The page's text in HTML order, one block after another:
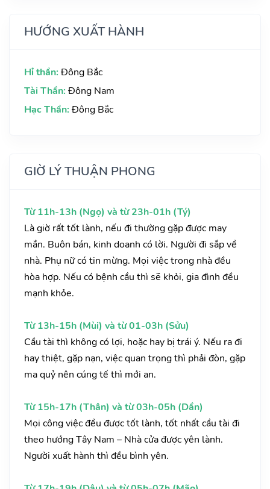
HƯỚNG XUẤT HÀNH
Hỉ thần: Đông Bắc
Tài Thần: Đông Nam
Hạc Thần: Đông Bắc
GIỜ LÝ THUẬN PHONG
Từ 11h-13h (Ngọ) và từ 23h-01h (Tý)
Là giờ rất tốt lành, nếu đi thường gặp được may
mắn. Buôn bán, kinh doanh có lời. Người đi sắp về
nhà. Phụ nữ có tin mừng. Mọi việc trong nhà đều
hòa hợp. Nếu có bệnh cầu thì sẽ khỏi, gia đình đều
mạnh khỏe.
Từ 13h-15h (Mùi) và từ 01-03h (Sửu)
Cầu tài thì không có lợi, hoặc hay bị trái ý. Nếu ra đi
hay thiệt, gặp nạn, việc quan trọng thì phải đòn, gặp
ma quỷ nên cúng tế thì mới an.
Từ 15h-17h (Thân) và từ 03h-05h (Dần)
Mọi công việc đều được tốt lành, tốt nhất cầu tài đi
theo hướng Tây Nam – Nhà cửa được yên lành.
Người xuất hành thì đều bình yên.